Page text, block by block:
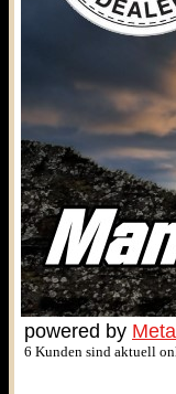
powered by
6 Kunden sind aktuell